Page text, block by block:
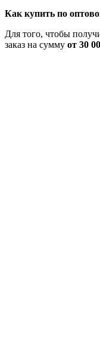
Как купить по
Для того, чтобы
заказ на сумму от 30